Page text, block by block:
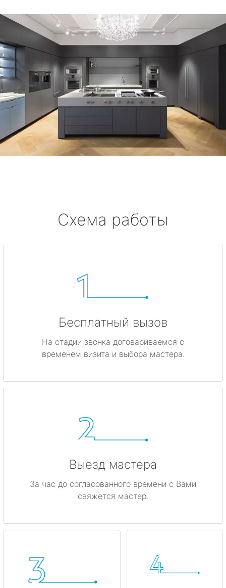
Схема работы
Бесплатный вызов
На стадии звонка договариваемся с
временем визита и выбора мастера.
Выезд мастера
За час до согласованного времени с Вами
свяжется мастер.